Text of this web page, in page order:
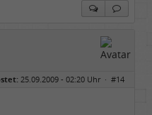
25.09.2009 - 02:20 Uhr · #14